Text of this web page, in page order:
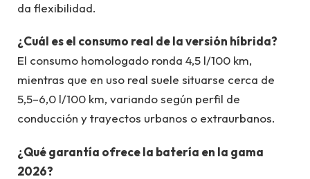
da flexibilidad.
¿Cuál es el consumo real de la versión híbrida?
El consumo homologado ronda 4,5 l/100 km,
mientras que en uso real suele situarse cerca de
5,5–6,0 l/100 km, variando según perfil de
conducción y trayectos urbanos o extraurbanos.
¿Qué garantía ofrece la batería en la gama
2026?